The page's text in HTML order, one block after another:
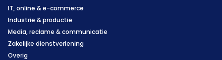
IT, online & e-commerce
Industrie & productie
Media, reclame & communicatie
Zakelijke dienstverlening
Overig